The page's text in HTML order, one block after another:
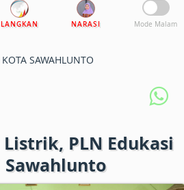
LANGKAN NARASI Mode Malam
KOTA SAWAHLUNTO
PLN Edukasi
Sawahlunto